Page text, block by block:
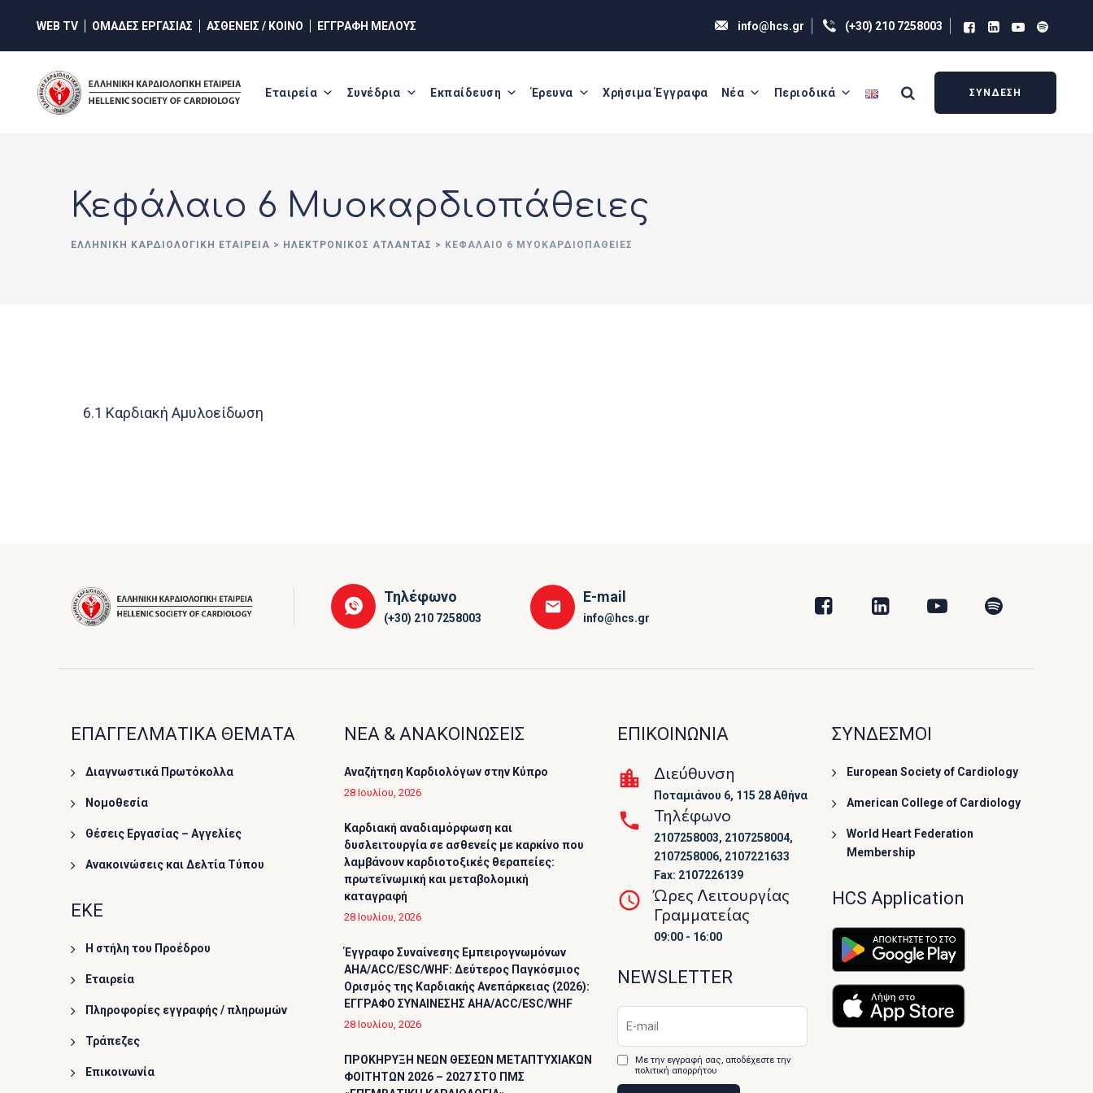
content
WEB TV ΟΜΑΔΕΣ ΕΡΓΑΣΙΑΣ ΑΣΘΕΝΕΙΣ / ΚΟΙΝΟ ΕΓΓΡΑΦΗ ΜΕΛΟΥΣ info@hcs.gr (+30) 210 7258003
Εταιρεία Συνέδρια Εκπαίδευση Έρευνα Χρήσιμα Έγγραφα Νέα Περιοδικά ΣΥΝΔΕΣΗ
Κεφάλαιο 6 Μυοκαρδιοπάθειες
ΕΛΛΗΝΙΚΉ ΚΑΡΔΙΟΛΟΓΙΚΉ ΕΤΑΙΡΕΊΑ > ΗΛΕΚΤΡΟΝΙΚΌΣ ΆΤΛΑΝΤΑΣ > ΚΕΦΆΛΑΙΟ 6 ΜΥΟΚΑΡΔΙΟΠΆΘΕΙΕΣ
6.1 Καρδιακή Αμυλοείδωση
Τηλέφωνο
(+30) 210 7258003
E-mail
info@hcs.gr
ΕΠΑΓΓΕΛΜΑΤΙΚΑ ΘΕΜΑΤΑ
Διαγνωστικά Πρωτόκολλα
Νομοθεσία
Θέσεις Εργασίας – Αγγελίες
Ανακοινώσεις και Δελτία Τύπου
ΕΚΕ
Η στήλη του Προέδρου
Εταιρεία
Πληροφορίες εγγραφής / πληρωμών
Τράπεζες
Επικοινωνία
ΝΕΑ & ΑΝΑΚΟΙΝΩΣΕΙΣ
Αναζήτηση Καρδιολόγων στην Κύπρο
28 Ιουλίου, 2026
Καρδιακή αναδιαμόρφωση και
δυσλειτουργία σε ασθενείς με καρκίνο που
λαμβάνουν καρδιοτοξικές θεραπείες:
πρωτεϊνωμική και μεταβολομική
καταγραφή
28 Ιουλίου, 2026
Έγγραφο Συναίνεσης Εμπειρογνωμόνων
AHA/ACC/ESC/WHF: Δεύτερος Παγκόσμιος
Ορισμός της Καρδιακής Ανεπάρκειας (2026):
ΕΓΓΡΑΦΟ ΣΥΝΑΙΝΕΣΗΣ AHA/ACC/ESC/WHF
28 Ιουλίου, 2026
ΠΡΟΚΗΡΥΞΗ ΝΕΩΝ ΘΕΣΕΩΝ ΜΕΤΑΠΤΥΧΙΑΚΩΝ
ΦΟΙΤΗΤΩΝ 2026 – 2027 ΣΤΟ ΠΜΣ
ΕΠΙΚΟΙΝΩΝΙΑ
Διεύθυνση
Ποταμιάνου 6, 115 28 Αθήνα
Τηλέφωνο
2107258003, 2107258004,
2107258006, 2107221633
Fax: 2107226139
Ώρες Λειτουργίας
Γραμματείας
09:00 - 16:00
NEWSLETTER
Με την εγγραφή σας, αποδέχεστε την
πολιτική απορρήτου
ΣΥΝΔΕΣΜΟΙ
European Society of Cardiology
American College of Cardiology
World Heart Federation
Membership
HCS Application